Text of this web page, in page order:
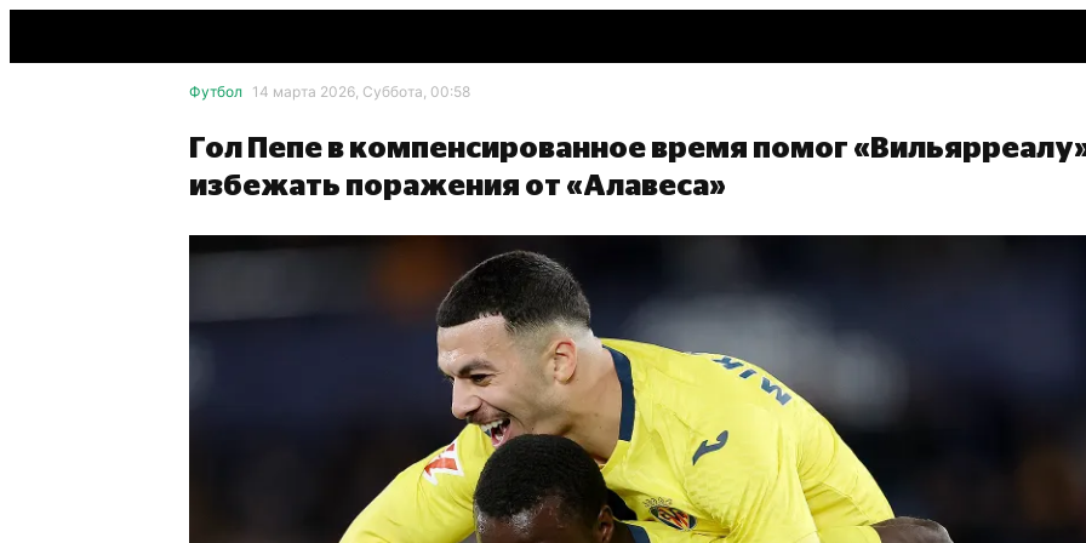
Футбол 14 марта 2026, Суббота, 00:58
Гол Пепе в компенсированное время помог
избежать поражения от «Алавеса»